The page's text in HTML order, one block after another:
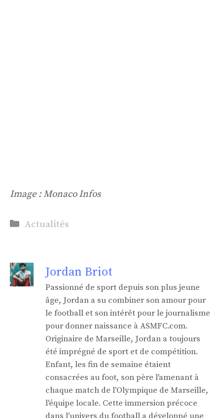
Image : Monaco Infos
Catégories
Actualités
Jordan Briot
Passionné de sport depuis son plus jeune
âge, Jordan a su combiner son amour pour
le football et son intérêt pour le journalisme
pour donner naissance à ASMFC.com.
Originaire de Marseille, Jordan a toujours
été imprégné de sport et de compétition.
Enfant, les fin de semaine étaient
consacrées au foot, son père l'amenant à
chaque match de l'Olympique de Marseille,
l'équipe locale. Cette immersion précoce